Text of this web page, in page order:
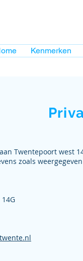
Kenmerken
Twentepoort west
zoals